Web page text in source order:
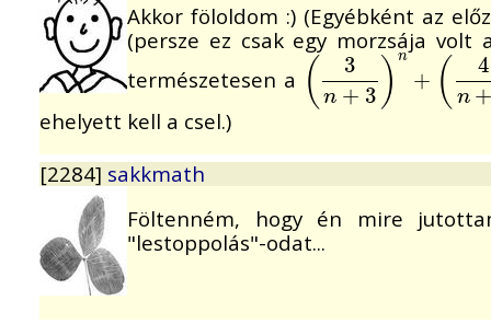
Akkor föloldom :) (Egyébként az
(persze ez csak egy morzsája volt
természetesen a ( 3
n + 3 ) n
+ ( 4
n
(3 n+3)n+( n+ 3 n+...
ehelyett kell a csel.)
[2284] sakkmath
Föltenném, hogy én mire
"lestoppolás"-odat...